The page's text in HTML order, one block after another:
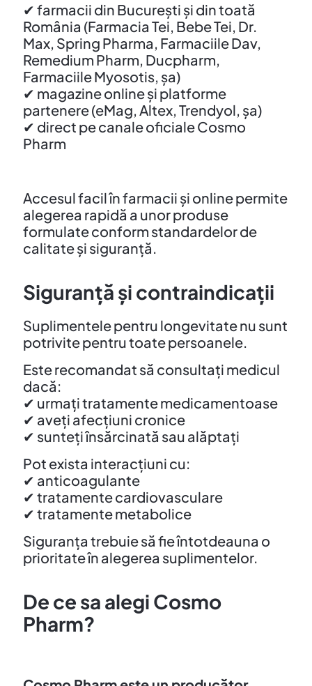
✔ farmacii din București și din toată
România (Farmacia Tei, Bebe Tei, Dr.
Max, Spring Pharma, Farmaciile Dav,
Remedium Pharm, Ducpharm,
Farmaciile Myosotis, șa)
✔ magazine online și platforme
partenere (eMag, Altex, Trendyol, șa)
✔ direct pe canale oficiale Cosmo
Pharm
Accesul facil în farmacii și online permite
alegerea rapidă a unor produse
formulate conform standardelor de
calitate și siguranță.
Siguranță și contraindicații
Suplimentele pentru longevitate nu sunt
potrivite pentru toate persoanele.
Este recomandat să consultați medicul
dacă:
✔ urmați tratamente medicamentoase
✔ aveți afecțiuni cronice
✔ sunteți însărcinată sau alăptați
Pot exista interacțiuni cu:
✔ anticoagulante
✔ tratamente cardiovasculare
✔ tratamente metabolice
Siguranța trebuie să fie întotdeauna o
prioritate în alegerea suplimentelor.
De ce sa alegi Cosmo
Pharm?